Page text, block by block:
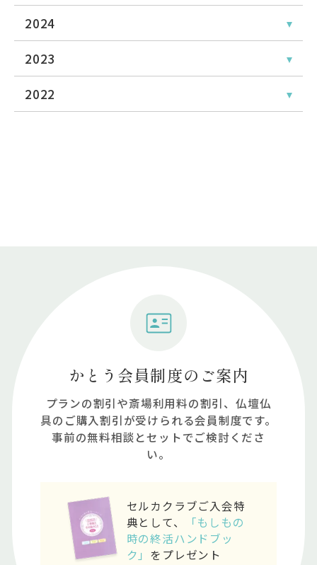
2024
2023
2022
かとう会員制度のご案内
プランの割引や斎場利⽤料の割引、仏壇仏
具のご購⼊割引が受けられる会員制度です。
事前の無料相談とセットでご検討くださ
い。
セルカクラブご入会特
典として、
「もしもの
時の終活ハンドブッ
ク」 をプレゼント